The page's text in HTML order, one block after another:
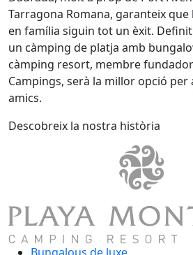
Tarragona Romana, garanteix que
en família siguin tot un èxit.
un càmping de platja amb
càmping resort, membre
Campings, serà la millor opció per
amics.
Descobreix la nostra història